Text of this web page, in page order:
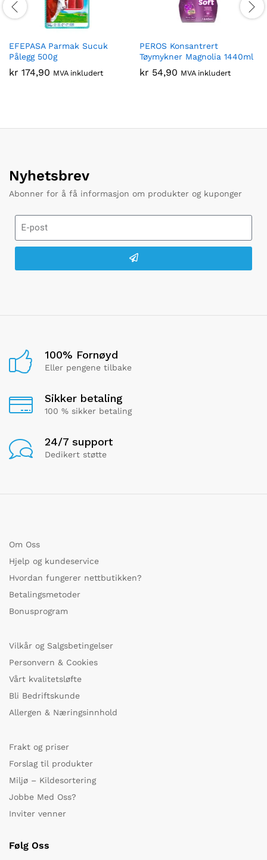
EFEPASA Parmak Sucuk
Pålegg 500g
kr 174,90 MVA inkludert
PEROS Konsantrert
Tøymykner Magnolia 1440ml
kr 54,90 MVA inkludert
Nyhetsbrev
Abonner for å få informasjon om produkter og kuponger
100% Fornøyd
Eller pengene tilbake
Sikker betaling
100 % sikker betaling
24/7 support
Dedikert støtte
Om Oss
Hjelp og kundeservice
Hvordan fungerer nettbutikken?
Betalingsmetoder
Bonusprogram
Vilkår og Salgsbetingelser
Personvern & Cookies
Vårt kvalitetsløfte
Bli Bedriftskunde
Allergen & Næringsinnhold
Frakt og priser
Forslag til produkter
Miljø – Kildesortering
Jobbe Med Oss?
Inviter venner
Følg Oss